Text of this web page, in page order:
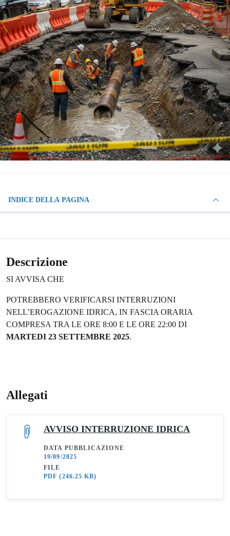
INDICE DELLA PAGINA
Descrizione
SI AVVISA CHE
POTREBBERO VERIFICARSI INTERRUZIONI
NELL’EROGAZIONE IDRICA, IN FASCIA ORARIA
COMPRESA TRA LE ORE 8:00 E LE ORE 22:00 DI
MARTEDI 23 SETTEMBRE 2025.
Allegati
AVVISO INTERRUZIONE IDRICA
DATA PUBBLICAZIONE
19/09/2025
FILE
PDF(246.25 KB)